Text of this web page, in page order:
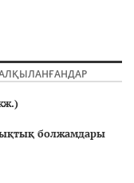
болжамдары